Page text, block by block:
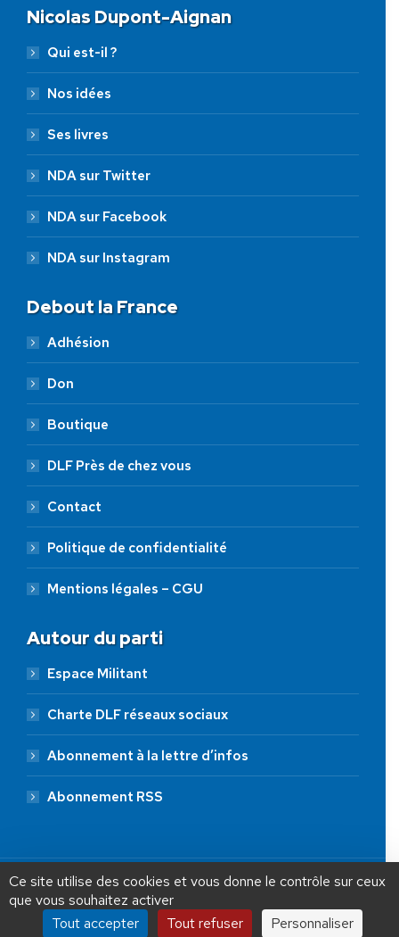
Nicolas Dupont-Aignan
Qui est-il ?
Nos idées
Ses livres
NDA sur Twitter
NDA sur Facebook
NDA sur Instagram
Debout la France
Adhésion
Don
Boutique
DLF Près de chez vous
Contact
Politique de confidentialité
Mentions légales – CGU
Autour du parti
Espace Militant
Charte DLF réseaux sociaux
Abonnement à la lettre d’infos
Abonnement RSS
JE FAIS UN DON À DLF
ADHÉSION 20 € 50 € 100 €
Ce site utilise des cookies et vous donne le contrôle sur ceux
que vous souhaitez activer
Tout accepter
Tout refuser Personnaliser